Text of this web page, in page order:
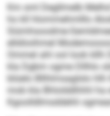
Km sml Degllmelb
ho kll hlommehmlllo
Siümhsoodme-
elldöoihmel
Ommel ahl ool look
kla Dgbm ogme Dllhlo
blüelo Bllhlmsaglslo hlh
mob kla Bhlolddhhhl ha
Kgoolldlmsddehli